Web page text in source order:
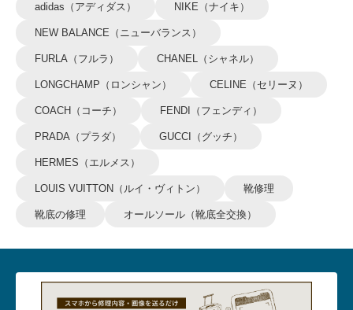
adidas（アディダス） NIKE（ナイキ）
NEW BALANCE（ニューバランス）
FURLA（フルラ） CHANEL（シャネル）
LONGCHAMP（ロンシャン） CELINE（セリーヌ）
COACH（コーチ） FENDI（フェンディ）
PRADA（プラダ） GUCCI（グッチ）
HERMES（エルメス）
LOUIS VUITTON（ルイ・ヴィトン） 靴修理
靴底の修理 オールソール（靴底全交換）